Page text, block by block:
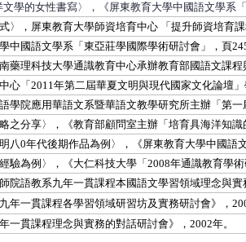
的女性書寫〉，《屏東教育大學中國語文學系
，屏東教育大學師資培育中心 「提升師資培育
國語文學系「東亞莊學國際學術研討會」，頁
理科技大學通識教育中心承辦教育部國語文課
「2011年第二屆華夏文明與現代國家文化論壇」
院應用華語文系暨華語文教學研究所主辦「第
之分享〉，《教育部顧問室主辦「培育具海洋知識
八0年代後期作品為例〉，《屏東教育大學中國語
為例〉，《大仁科技大學「2008年通識教育學術
語教系九年一貫課程本國語文學習領域理念與實
一貫課程各學習領域研習坊及實務研討會》，
貫課程理念與實務的對話研討會》，2002年。